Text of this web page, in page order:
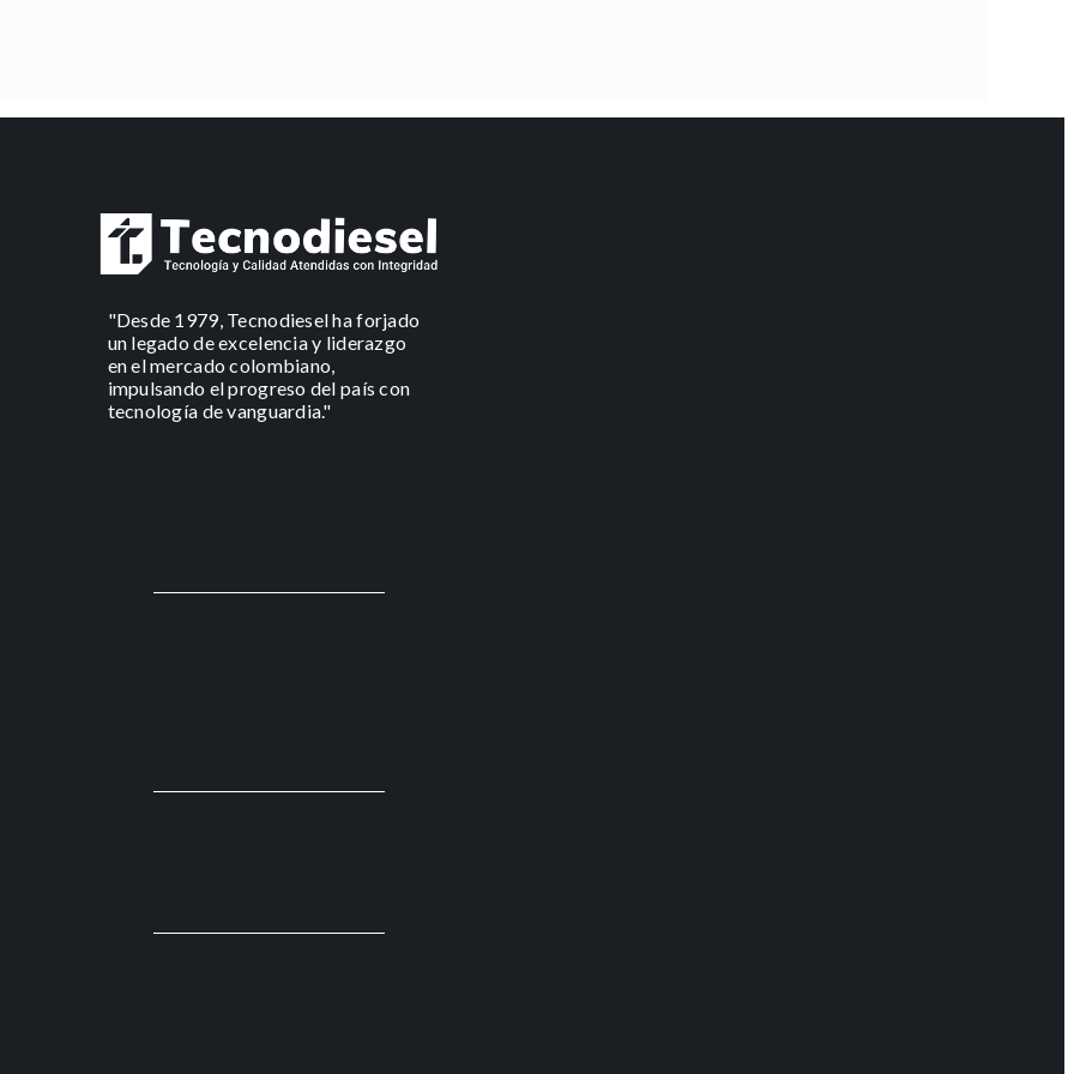
"Desde 1979, Tecnodiesel ha forjado
un legado de excelencia y liderazgo
en el mercado colombiano,
impulsando el progreso del país con
tecnología de vanguardia."